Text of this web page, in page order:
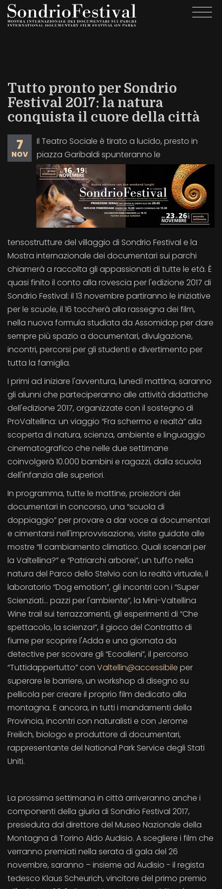
Salta
Tutto pronto per Sondrio
Festival 2017: la natura
conquista il cuore della città
7
NOV
Il Teatro Sociale è tirato a lucido, presto in
piazza Garibaldi spunteranno le
tensostrutture del villaggio di Sondrio Festival e la
Mostra internazionale dei documentari sui parchi
chiamerà a raccolta gli appassionati di tutte le età. È
quasi finito il conto alla rovescia per l'edizione 2017 di
Sondrio Festival: il 13 novembre partiranno le iniziative
per le scuole, il 16 toccherà alla rassegna dei film,
nella nuova formula studiata da Assomidop per dare
sempre più spazio a documentari, divulgazione,
incontri, percorsi per gli studenti e divertimento per
tutta la famiglia.
I primi ad iniziare l'avventura, lunedì mattina, saranno
gli alunni che parteciperanno alle attività didattiche
dell'edizione 2017, organizzate con il sostegno di
ProValtellina: un viaggio “Fra schermo e realtà” alla
scoperta di natura, scienza, ambiente e linguaggio
cinematografico che nelle due settimane
coinvolgerà 10.000 bambini e ragazzi, dalla scuola
dell'infanzia alle superiori.
In programma, tutte le mattine, proiezioni dei
documentari in concorso, una “scuola di
doppiaggio” per provare a dar voce ai documentari
e cimentarsi nell'improvvisazione, visite guidate alle
mostre “Il cambiamento climatico. Quali scenari per
la Valtellina?” e “Patriarchi arborei”, un tuffo nella
natura del Parco dello Stelvio con la realtà virtuale, il
laboratorio “Dog emotion”, gli incontri con i “Super
Scienziati... pazzi per l'ambiente”, la Mini-Valtellina
Wine trail sui terrazzamenti, gli esperimenti di “Che
spettacolo, la scienza!”, il gioco del Contratto di
fiume per scoprire l'Adda e una giornata da
detective per scovare gli “Ecoalieni”, il percorso
“Tuttidappertutto” con Valtellin@accessibile per
superare le barriere, un workshop di disegno su
pellicola per creare il proprio film dedicato alla
montagna. E ancora, in tutti i mandamenti della
Provincia, incontri con naturalisti e con Jerome
Freilich, biologo e produttore di documentari,
rappresentante del National Park Service degli Stati
Uniti.
La prossima settimana in città arriveranno anche i
componenti della giuria di Sondrio Festival 2017,
presieduta dal direttore del Museo Nazionale della
Montagna di Torino Aldo Audisio. A scegliere i film che
verranno premiati nella serata di gala del 26
novembre, saranno – insieme ad Audisio - il regista
tedesco Klaus Scheurich, vincitore del primo premio